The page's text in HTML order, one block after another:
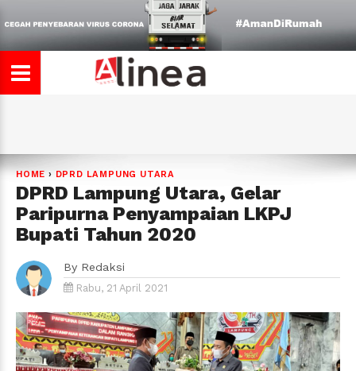
HOME › DPRD LAMPUNG UTARA
DPRD Lampung Utara, Gelar
Paripurna Penyampaian LKPJ
Bupati Tahun 2020
By Redaksi
Rabu, 21 April 2021